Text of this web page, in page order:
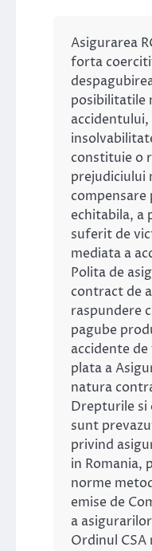
Asigurarea
forta
posibilitatile
accidentului,
constituie o
prejudiciului
echitabila, a
suferit de
mediata a
Polita de
contract de
raspundere
pagube
accidente
plata a
natura
Drepturile
sunt
privind
in Romania,
norme
emise de
a
Ordinul